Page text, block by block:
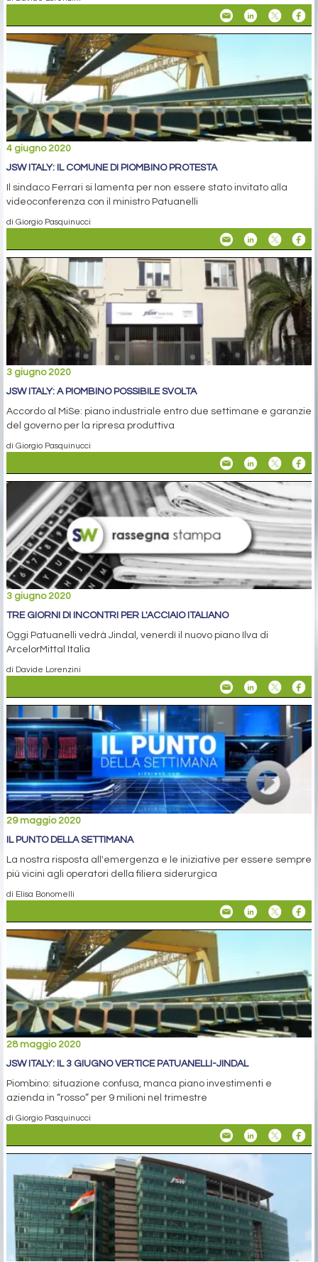
4 giugno 2020
JSW ITALY: IL COMUNE DI PIOMBINO PROTESTA
Il sindaco Ferrari si lamenta per non essere stato invitato alla
videoconferenza con il ministro Patuanelli
di Giorgio Pasquinucci
3 giugno 2020
JSW ITALY: A PIOMBINO POSSIBILE SVOLTA
Accordo al MiSe: piano industriale entro due settimane e garanzie
del governo per la ripresa produttiva
di Giorgio Pasquinucci
3 giugno 2020
TRE GIORNI DI INCONTRI PER L'ACCIAIO ITALIANO
Oggi Patuanelli vedrà Jindal, venerdì il nuovo piano Ilva di
ArcelorMittal Italia
di Davide Lorenzini
29 maggio 2020
IL PUNTO DELLA SETTIMANA
La nostra risposta all'emergenza e le iniziative per essere sempre
più vicini agli operatori della filiera siderurgica
di Elisa Bonomelli
28 maggio 2020
JSW ITALY: IL 3 GIUGNO VERTICE PATUANELLI-JINDAL
Piombino: situazione confusa, manca piano investimenti e
azienda in “rosso” per 9 milioni nel trimestre
di Giorgio Pasquinucci